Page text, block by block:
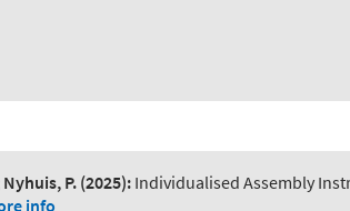
P.(2025): Individualised Assembly
info